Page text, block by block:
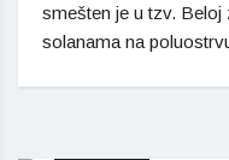
smešten je u tzv. Beloj
solanama na